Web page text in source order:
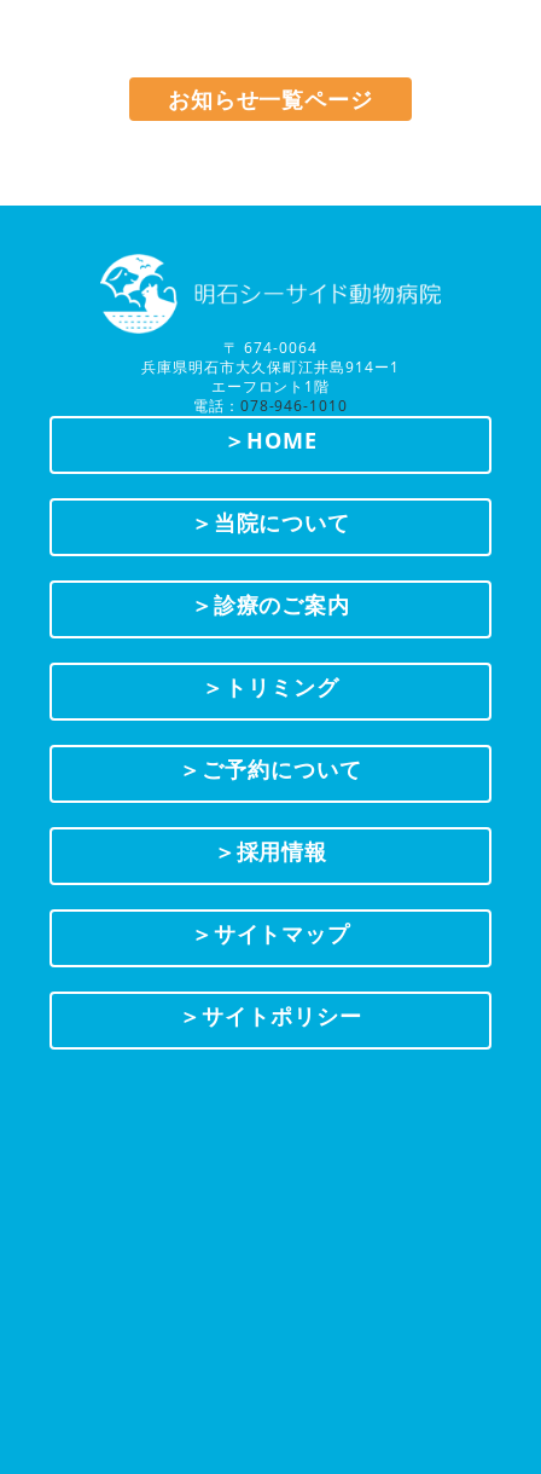
お知らせ一覧ページ
〒 674-0064
兵庫県明石市大久保町江井島914ー1
エーフロント1階
電話： 078-946-1010
＞HOME
＞当院について
＞診療のご案内
＞トリミング
＞ご予約について
＞採用情報
＞サイトマップ
＞サイトポリシー